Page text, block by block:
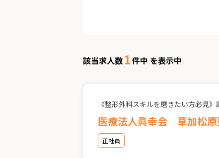
該当求人数1件中 を表示中
《整形外科スキルを磨きたい方必見
医療法人眞幸会 草加松原
正社員